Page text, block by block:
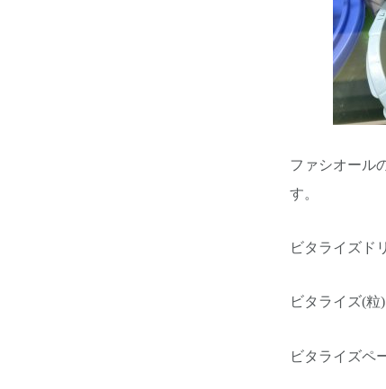
ファシオール
す。
ビタライズ
ビタライ
ビタライズ